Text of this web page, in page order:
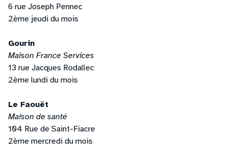
6 rue Joseph Pennec
2ème jeudi du mois
Gourin
Maison France Services
13 rue Jacques Rodallec
2ème lundi du mois
Le Faouët
Maison de santé
104 Rue de Saint-Fiacre
2ème mercredi du mois